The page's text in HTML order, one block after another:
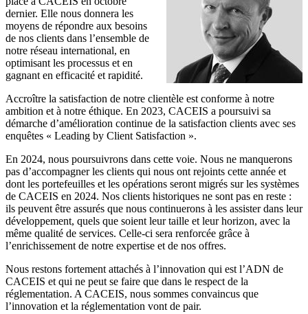
dernier. Elle nous donnera les
moyens de répondre aux besoins
de nos clients dans l’ensemble de
notre réseau international, en
optimisant les processus et en
gagnant en efficacité et rapidité.
Accroître la satisfaction de notre clientèle est conforme à notre
ambition et à notre éthique. En 2023, CACEIS a poursuivi sa
démarche d’amélioration continue de la satisfaction clients avec ses
enquêtes « Leading by Client Satisfaction ».
En 2024, nous poursuivrons dans cette voie. Nous ne manquerons
pas d’accompagner les clients qui nous ont rejoints cette année et
dont les portefeuilles et les opérations seront migrés sur les systèmes
de CACEIS en 2024. Nos clients historiques ne sont pas en reste :
ils peuvent être assurés que nous continuerons à les assister dans leur
développement, quels que soient leur taille et leur horizon, avec la
même qualité de services. Celle-ci sera renforcée grâce à
l’enrichissement de notre expertise et de nos offres.
Nous restons fortement attachés à l’innovation qui est l’ADN de
CACEIS et qui ne peut se faire que dans le respect de la
réglementation. A CACEIS, nous sommes convaincus que
l’innovation et la réglementation vont de pair.